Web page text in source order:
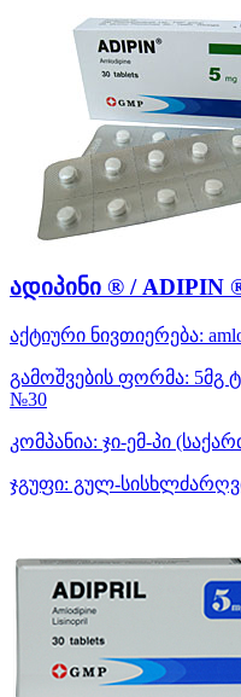
ადიპინი ® / ADIPIN
აქტიური ნივთიერება:
გამოშვების ფორმა: 5მგ
№30
კომპანია: ჯი-ემ-პი
ჯგუფი: გულ-